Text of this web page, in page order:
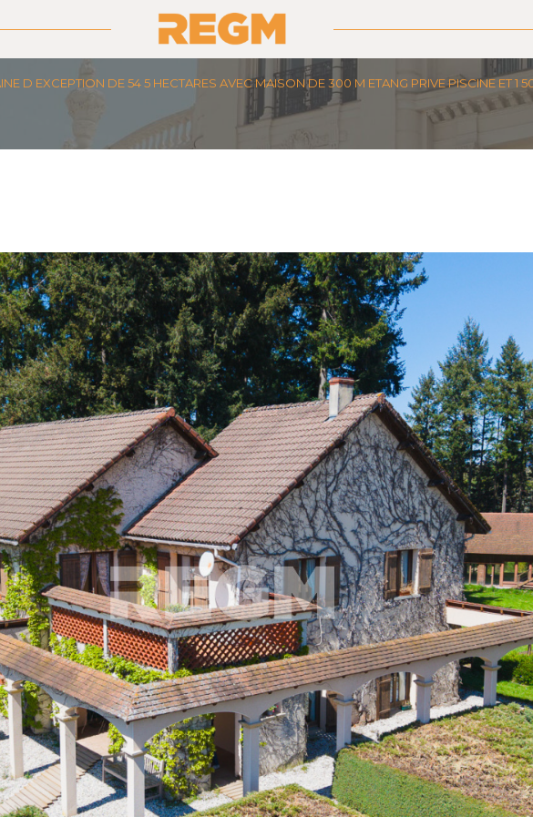
D EXCEPTION DE 54 5 HECTARES AVEC MAISON DE 300 M ETANG PRIVE PISCINE ET 1